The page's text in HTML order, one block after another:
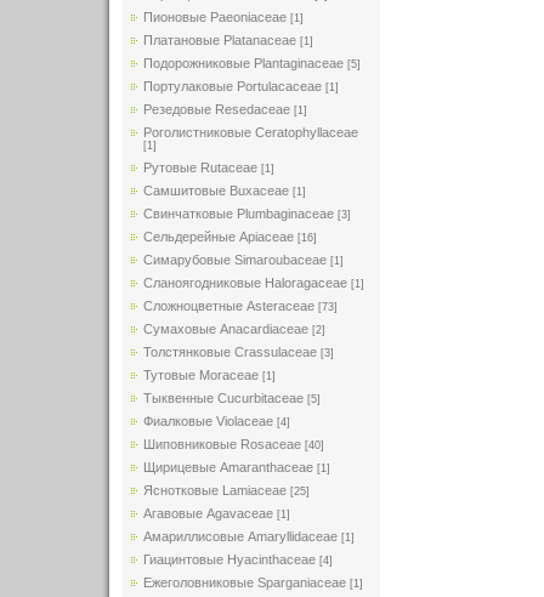
Пионовые Paeoniaceae [1]
Платановые Platanaceae [1]
Подорожниковые Plantaginaceae [5]
Портулаковые Portulacaceae [1]
Резедовые Resedaceae [1]
Роголистниковые Ceratophyllaceae
[1]
Рутовые Rutaceae [1]
Самшитовые Buxaceae [1]
Свинчатковые Plumbaginaceae [3]
Сельдерейные Apiaceae [16]
Симарубовые Simaroubaceae [1]
Сланоягодниковые Haloragaceae [1]
Сложноцветные Asteraceae [73]
Сумаховые Anacardiaceae [2]
Толстянковые Crassulaceae [3]
Тутовые Moraceae [1]
Тыквенные Cucurbitaceae [5]
Фиалковые Violaceae [4]
Шиповниковые Rosaceae [40]
Щирицевые Amaranthaceae [1]
Яснотковые Lamiaceae [25]
Агавовые Agavaceae [1]
Амариллисовые Amaryllidaceae [1]
Гиацинтовые Hyacinthaceae [4]
Ежеголовниковые Sparganiaceae [1]